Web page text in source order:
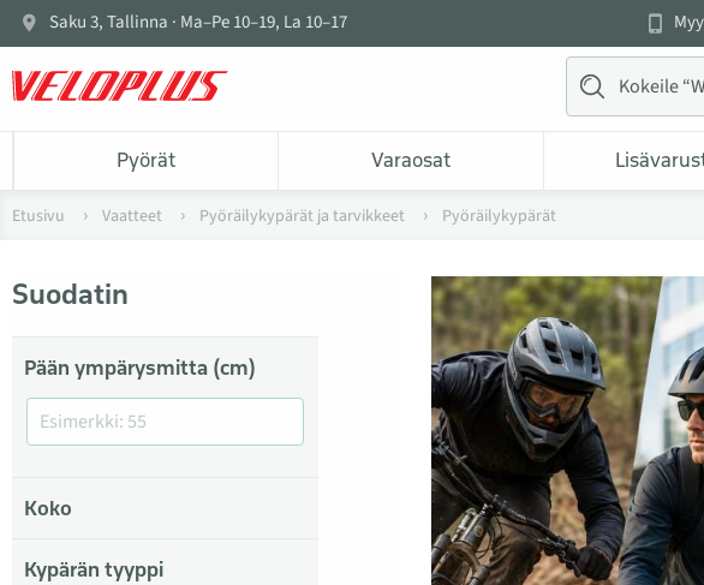
Saku 3, Tallinna · Ma–Pe 10–19, La 10–17
Pyörät Varaosat
Etusivu Vaatteet Pyöräilykypärät ja tarvikkeet Pyöräilykypärät
Suodatin
Pään ympärysmitta (cm)
Koko
Kypärän tyyppi